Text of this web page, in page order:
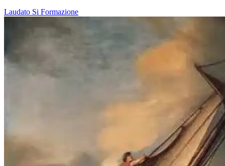
Laudato Si Formazione